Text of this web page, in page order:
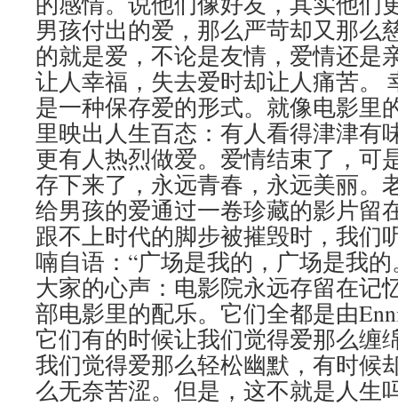
男孩付出的爱，那么严苛却又那么
的就是爱，不论是友情，爱情还是
让人幸福，失去爱时却让人痛苦。
是一种保存爱的形式。就像电影里
里映出人生百态：有人看得津津有
更有人热烈做爱。爱情结束了，可
存下来了，永远青春，永远美丽。
给男孩的爱通过一卷珍藏的影片留
跟不上时代的脚步被摧毁时，我们
喃自语：“广场是我的，广场是我
大家的心声：电影院永远存留在记
部电影里的配乐。它们全都是由
它们有的时候让我们觉得爱那么缠
我们觉得爱那么轻松幽默，有时候
么无奈苦涩。但是，这不就是人生